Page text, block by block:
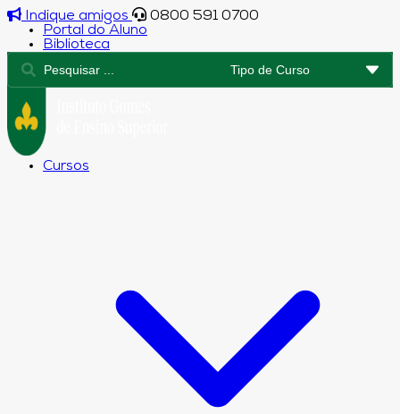
Indique amigos
0800 591 0700
Portal do Aluno
Biblioteca
Cursos